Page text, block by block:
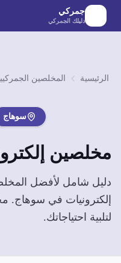
الانتقال إلى المحتوى الرئيسي
جمركي
دليلك الجمركي
الرئيسية المخلصين
سوهاج
مخلصين
دليل شامل لأفضل
إلكترونيات في سوهاج.
لتلبية احتياجاتك.